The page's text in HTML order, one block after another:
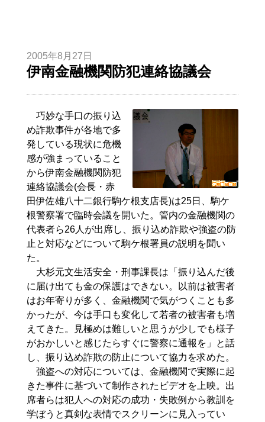
2005年8月27日
伊南金融機関防犯連絡協議会
巧妙な手口の振り込
め詐欺事件が各地で多
発している現状に危機
感が強まっていること
から伊南金融機関防犯
連絡協議会(会長・赤
田伊佐雄八十二銀行駒ケ根支店長)は25日、駒ケ
根警察署で臨時会議を開いた。管内の金融機関の
代表者ら26人が出席し、振り込め詐欺や強盗の防
止と対応などについて駒ケ根署員の説明を聞い
た。
大杉元文生活安全・刑事課長は「振り込んだ後
に届け出ても金の保護はできない。以前は被害者
はお年寄りが多く、金融機関で気がつくことも多
かったが、今は手口も変化して若者の被害者も増
えてきた。見極めは難しいと思うが少しでも様子
がおかしいと感じたらすぐに警察に通報を」と話
し、振り込め詐欺の防止について協力を求めた。
強盗への対応については、金融機関で実際に起
きた事件に基づいて制作されたビデオを上映。出
席者らは犯人への対応の成功・失敗例から教訓を
学ぼうと真剣な表情でスクリーンに見入ってい